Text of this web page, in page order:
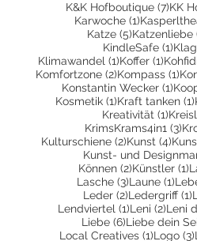
K&K Hofboutique (7)7
KK
Karwoche (1)1 Beitrag
Katze (5)5 Beiträge
Katzenliebe
KindleSafe (1)1
Klimawandel (1)1 Beitrag
Koffer (1)1
Komfortzone (2)2 Beiträge
Kompass (1)1
Konstantin Wecker (1)1
Kosmetik (1)1 Beitrag
Kraft tanken (1)
Kreativität (1)1
KrimsKrams4in1 (3)3
Kulturschiene (2)2 Beiträge
Kunst (4)4
Kunst- und
Können (2)2 Beiträge
Künstler (1)
Lasche (3)3 Beiträge
Laune (1)1
Leder (2)2 Beiträge
Ledergriff (1)
Lendviertel (1)1 Beitrag
Leni (2)2
Leni
Liebe (6)6 Beiträge
Liebe dein
Local Creatives (1)1 Beitrag
Logo (3)